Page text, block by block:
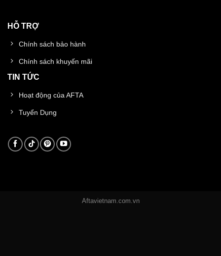
HỖ TRỢ
Chính sách bảo hành
Chính sách khuyến mãi
TIN TỨC
Hoạt động của AFTA
Tuyển Dụng
Aftavietnam.com.vn